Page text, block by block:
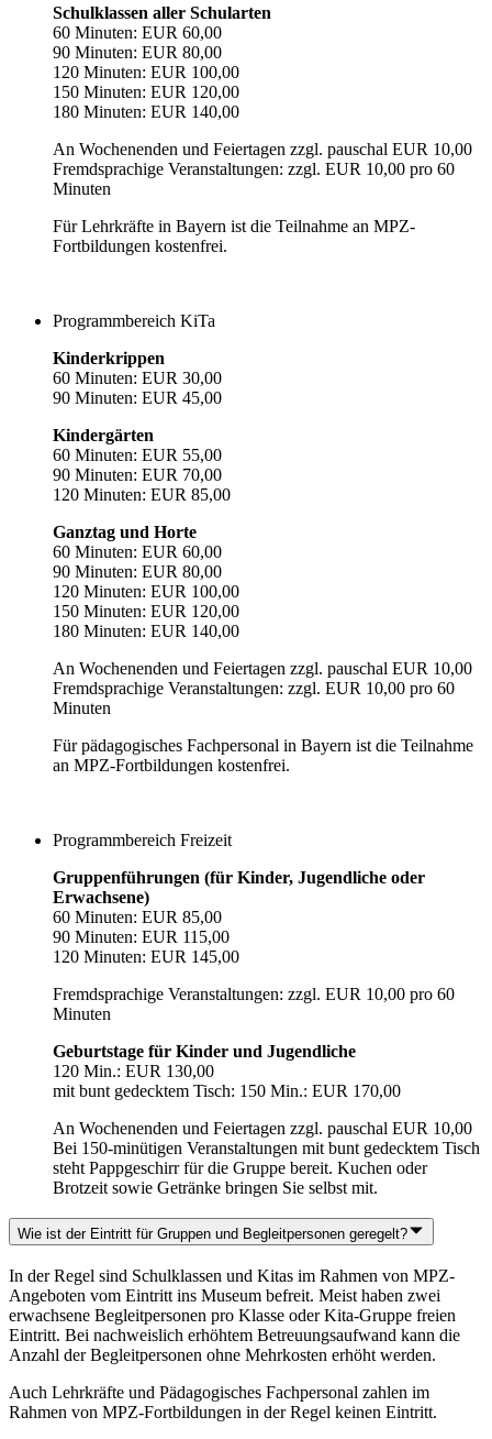
Schulklassen aller Schularten
60 Minuten: EUR 60,00
90 Minuten: EUR 80,00
120 Minuten: EUR 100,00
150 Minuten: EUR 120,00
180 Minuten: EUR 140,00
An Wochenenden und Feiertagen zzgl. pauschal EUR 10,00
Fremdsprachige Veranstaltungen: zzgl. EUR 10,00 pro 60
Minuten
Für Lehrkräfte in Bayern ist die Teilnahme an MPZ-
Fortbildungen kostenfrei.
Programmbereich KiTa
Kinderkrippen
60 Minuten: EUR 30,00
90 Minuten: EUR 45,00
Kindergärten
60 Minuten: EUR 55,00
90 Minuten: EUR 70,00
120 Minuten: EUR 85,00
Ganztag und Horte
60 Minuten: EUR 60,00
90 Minuten: EUR 80,00
120 Minuten: EUR 100,00
150 Minuten: EUR 120,00
180 Minuten: EUR 140,00
An Wochenenden und Feiertagen zzgl. pauschal EUR 10,00
Fremdsprachige Veranstaltungen: zzgl. EUR 10,00 pro 60
Minuten
Für pädagogisches Fachpersonal in Bayern ist die Teilnahme
an MPZ-Fortbildungen kostenfrei.
Programmbereich Freizeit
Gruppenführungen (für Kinder, Jugendliche oder
Erwachsene)
60 Minuten: EUR 85,00
90 Minuten: EUR 115,00
120 Minuten: EUR 145,00
Fremdsprachige Veranstaltungen: zzgl. EUR 10,00 pro 60
Minuten
Geburtstage für Kinder und Jugendliche
120 Min.: EUR 130,00
mit bunt gedecktem Tisch: 150 Min.: EUR 170,00
An Wochenenden und Feiertagen zzgl. pauschal EUR 10,00
Bei 150-minütigen Veranstaltungen mit bunt gedecktem Tisch
steht Pappgeschirr für die Gruppe bereit. Kuchen oder
Brotzeit sowie Getränke bringen Sie selbst mit.
Wie ist der Eintritt für Gruppen und Begleitpersonen geregelt?
In der Regel sind Schulklassen und Kitas im Rahmen von MPZ-
Angeboten vom Eintritt ins Museum befreit. Meist haben zwei
erwachsene Begleitpersonen pro Klasse oder Kita-Gruppe freien
Eintritt. Bei nachweislich erhöhtem Betreuungsaufwand kann die
Anzahl der Begleitpersonen ohne Mehrkosten erhöht werden.
Auch Lehrkräfte und Pädagogisches Fachpersonal zahlen im
Rahmen von MPZ-Fortbildungen in der Regel keinen Eintritt.